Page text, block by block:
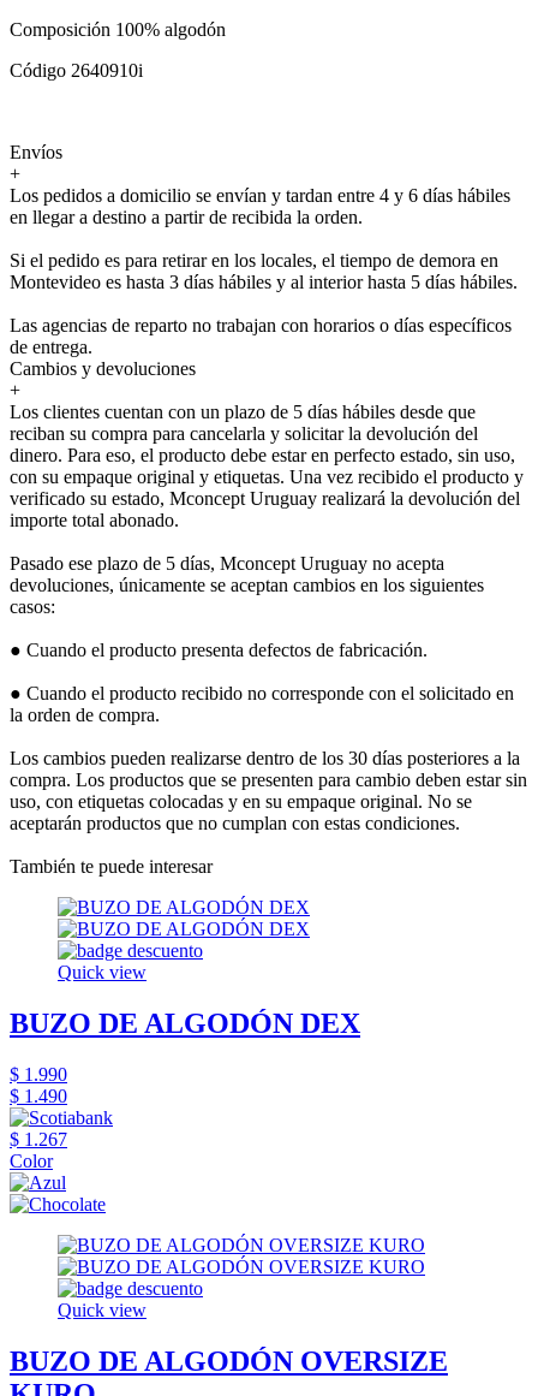
Composición 100% algodón
Código 2640910i
Envíos
+
Los pedidos a domicilio se envían y tardan entre 4 y 6 días hábiles
en llegar a destino a partir de recibida la orden.
Si el pedido es para retirar en los locales, el tiempo de demora en
Montevideo es hasta 3 días hábiles y al interior hasta 5 días hábiles.
Las agencias de reparto no trabajan con horarios o días específicos
de entrega.
Cambios y devoluciones
+
Los clientes cuentan con un plazo de 5 días hábiles desde que
reciban su compra para cancelarla y solicitar la devolución del
dinero. Para eso, el producto debe estar en perfecto estado, sin uso,
con su empaque original y etiquetas. Una vez recibido el producto y
verificado su estado, Mconcept Uruguay realizará la devolución del
importe total abonado.
Pasado ese plazo de 5 días, Mconcept Uruguay no acepta
devoluciones, únicamente se aceptan cambios en los siguientes
casos:
● Cuando el producto presenta defectos de fabricación.
● Cuando el producto recibido no corresponde con el solicitado en
la orden de compra.
Los cambios pueden realizarse dentro de los 30 días posteriores a la
compra. Los productos que se presenten para cambio deben estar sin
uso, con etiquetas colocadas y en su empaque original. No se
aceptarán productos que no cumplan con estas condiciones.
También te puede interesar
Quick view
BUZO DE ALGODÓN DEX
$ 1.990
$ 1.490
$ 1.267
Color
Quick view
BUZO DE ALGODÓN OVERSIZE